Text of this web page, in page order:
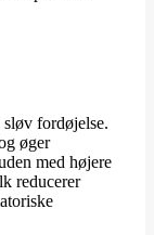
fordøjelse.
øger
med højere
reducerer